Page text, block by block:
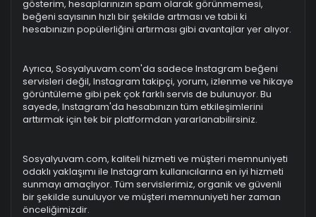
gösterim, hesaplarınızın spam olarak görünmemesi,
beğeni sayısının hızlı bir şekilde artması ve tabii ki
hesabınızın popülerliğini artırması gibi avantajlar yer alıyor.
Ayrıca, Sosyalyuvam.com'da sadece Instagram beğeni
servisleri değil, Instagram takipçi, yorum, izlenme ve hikaye
görüntüleme gibi pek çok farklı servis de bulunuyor. Bu
sayede, Instagram'da hesabınızın tüm etkileşimlerini
arttırmak için tek bir platformdan yararlanabilirsiniz.
Sosyalyuvam.com, kaliteli hizmeti ve müşteri memnuniyeti
odaklı yaklaşımı ile Instagram kullanıcılarına en iyi hizmeti
sunmayı amaçlıyor. Tüm servislerimiz, organik ve güvenli
bir şekilde sunuluyor ve müşteri memnuniyeti her zaman
önceliğimizdir.